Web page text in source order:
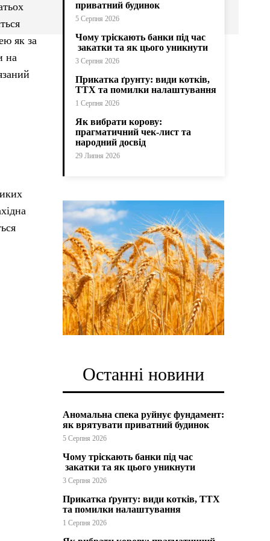
як за
на
приватний будинок
5 Серпня 2026
Чому тріскають банки під час
закатки та як цього уникнути
3 Серпня 2026
Прикатка ґрунту: види котків,
ТТХ та помилки налаштування
1 Серпня 2026
Як вибрати корову:
прагматичний чек-лист та
народний досвід
29 Липня 2026
Останні новини
Аномальна спека руйнує фундамент:
як врятувати приватний будинок
5 Серпня 2026
Чому тріскають банки під час
закатки та як цього уникнути
3 Серпня 2026
Прикатка ґрунту: види котків, ТТХ
та помилки налаштування
1 Серпня 2026